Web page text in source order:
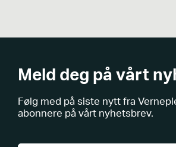
Meld deg på vårt
Følg med på siste nytt fra
abonnere på vårt nyhetsbrev.